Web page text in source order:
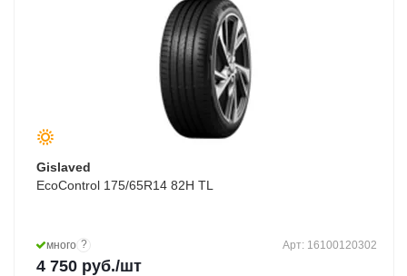
Gislaved
EcoControl 175/65R14 82H TL
много ? Арт: 16100120302
4 750 руб./шт